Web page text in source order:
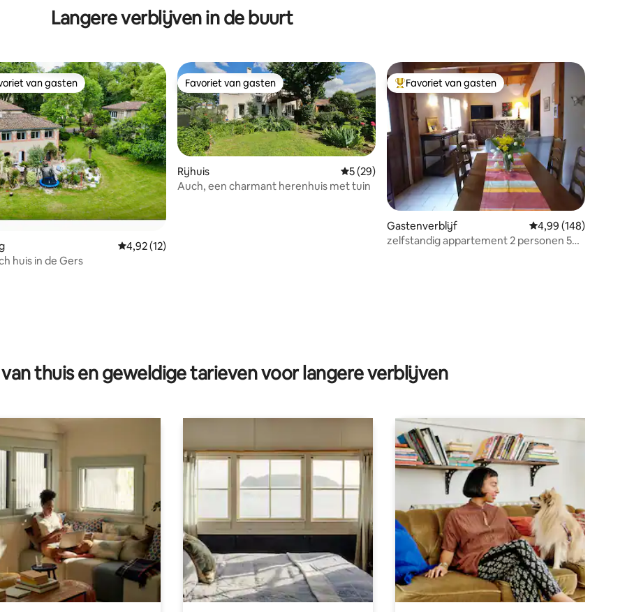
Langere verblijven in de buurt
van 4,57 op 5, 7 recensies
van gasten
van gasten
Gemiddelde beoordeling van 4,92 op 5, 12 recensies
4,92 (12)
huis in de Gers
Favoriet van gasten
Favoriet van gasten
Rijhuis Gemiddelde beoordeling van 5 op 5, 29 recensies
5 (29)
Auch, een charmant herenhuis met tuin
Topfavoriet van gasten
Favoriet van gasten
Gastenverblijf Gemiddelde
4,99 (148)
zelfstandig appartement 2 personen 50
thuis en geweldige tarieven voor langere verblijven